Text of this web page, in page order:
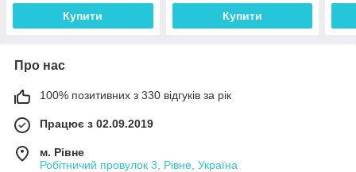
Купити Купити
Про нас
100% позитивних з 330 відгуків за рік
Працює з 02.09.2019
м. Рівне
Робітничий провулок 3, Рівне, Україна